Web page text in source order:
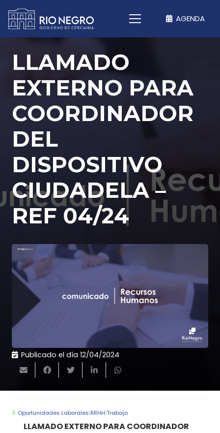
AGENDA
LLAMADO
EXTERNO PARA
COORDINADOR
DEL
DISPOSITIVO
CIUDADELA –
REF 04/24
Publicado el día 12/04/2024
Oportunidades Laborales|RRHH|Trabajo
LLAMADO EXTERNO PARA COORDINADOR